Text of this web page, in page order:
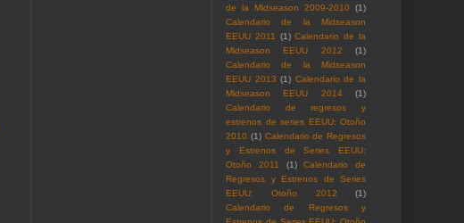
de la Midseason 2009-2010
(1)
Calendario de la Midseason
EEUU 2011 (1) Calendario de la
Midseason EEUU 2012
(1)
Calendario de la Midseason
EEUU 2013 (1) Calendario de la
Midseason EEUU 2014
(1)
Calendario de regresos y
estrenos de series EEUU: Otoño
2010 (1) Calendario de Regresos
y Estrenos de Series EEUU:
Otoño 2011
(1)
Calendario de
Regresos y Estrenos de Series
EEUU: Otoño 2012
(1)
Calendario de Regresos y